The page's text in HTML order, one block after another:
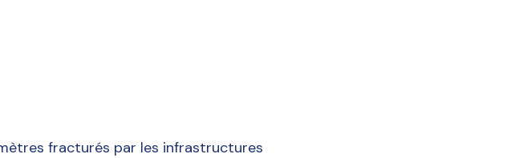
fracturés par les infrastructures